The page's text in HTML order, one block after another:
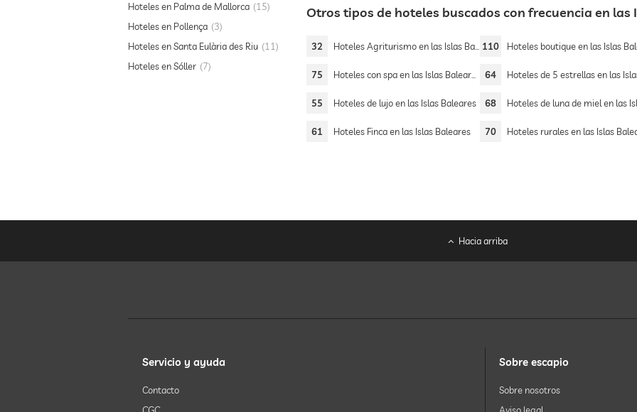
Hoteles en Palma de Mallorca
15
Hoteles en Pollença
3
Hoteles en Santa Eulària des Riu
11
Hoteles en Sóller
7
Otros tipos de hoteles buscados con frecuencia en las
32 Hoteles Agriturismo en las Islas Baleares 110 Hoteles boutique en las Islas
75 Hoteles con spa en las Islas Baleares 64 Hoteles de 5 estrellas en las Islas
55 Hoteles de lujo en las Islas Baleares 68 Hoteles de luna de miel en las Islas
61 Hoteles Finca en las Islas Baleares 70 Hoteles rurales en las Islas
Hacia arriba
Servicio y ayuda
Contacto
Sobre escapio
Sobre nosotros